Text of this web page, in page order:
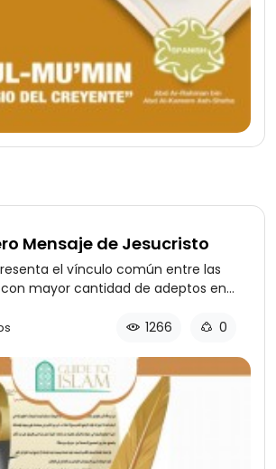
Mensaje de Jesucristo
el vínculo común entre las
mayor cantidad de adeptos en
de Jesús y su persona se basa
Es nuestro anhelo que a través de
musulmanes como cristianos
el significado de Jesús y la
su mensaje.
1266 0